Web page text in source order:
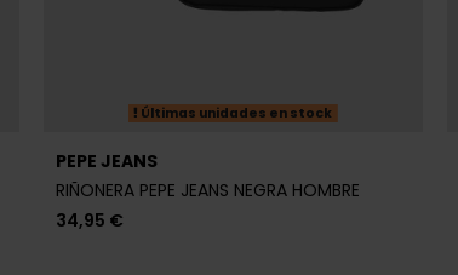
Últimas unidades en stock
PEPE JEANS
RIÑONERA PEPE JEANS NEGRA HOMBRE
34,95 €